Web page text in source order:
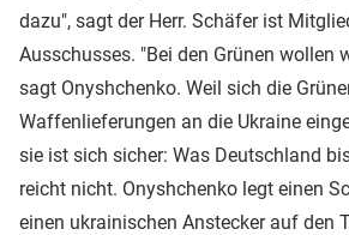
dazu", sagt der Herr. Schäfer ist
Ausschusses. "Bei den Grünen wollen
sagt Onyshchenko. Weil sich die
Waffenlieferungen an die Ukraine
sie ist sich sicher: Was Deutschland
reicht nicht. Onyshchenko legt einen
einen ukrainischen Anstecker auf den